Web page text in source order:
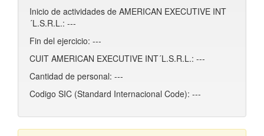
Inicio de actividades de AMERICAN EXECUTIVE INT
´L.S.R.L.: ---
Fin del ejercicio: ---
CUIT AMERICAN EXECUTIVE INT´L.S.R.L.: ---
Cantidad de personal: ---
Codigo SIC (Standard Internacional Code): ---